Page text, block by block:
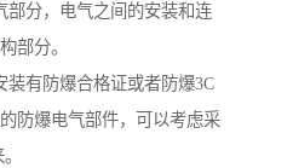
部分，电气之间的安装和连
部分。
装有防爆合格证或者防爆3C
防爆电气部件，可以考虑采